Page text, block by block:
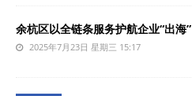
余杭区以全链条服务护航企业“出海”
2025年7月23日 星期三 15:17